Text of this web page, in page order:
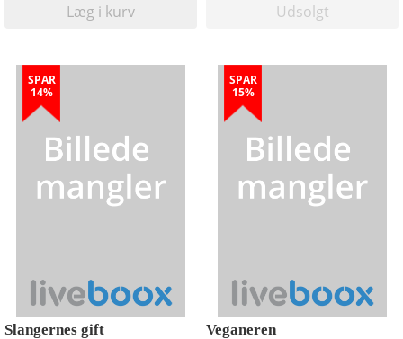
Læg i kurv Udsolgt
SPAR
14%
Slangernes gift
SPAR
15%
Veganeren